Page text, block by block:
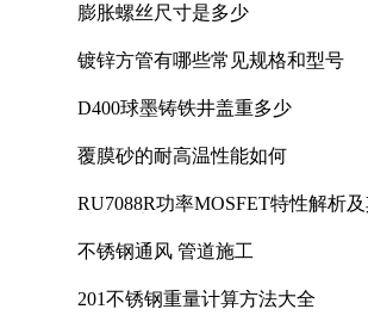
膨胀螺丝尺寸是多少
镀锌方管有哪些常见规格和型号
D400球墨铸铁井盖重多少
覆膜砂的耐高温性能如何
RU7088R功率MOSFET特性解析
不锈钢通风 管道施工
201不锈钢重量计算方法大全